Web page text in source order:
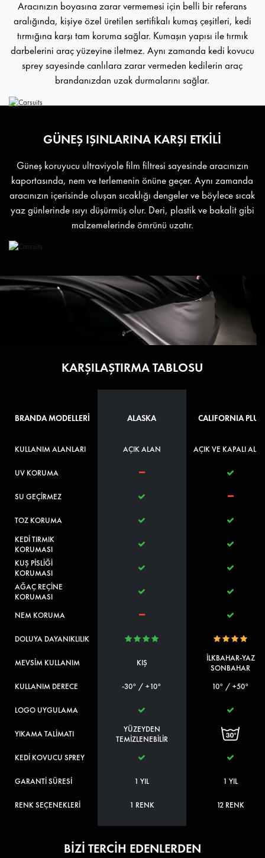
Aracınızın boyasına zarar vermemesi için belli bir referans
aralığında, kişiye özel üretilen sertifikalı kumaş çeşitleri, kedi
tırmığına karşı tam koruma sağlar. Kumaşın yapısı ile tırmık
darbelerini araç yüzeyine iletmez. Aynı zamanda kedi kovucu
sprey sayesinde canlılara zarar vermeden kedilerin araç
brandanızdan uzak durmalarını sağlar.
GÜNEŞ IŞINLARINA KARŞI ETKİLİ
Güneş koruyucu ultraviyole film filtresi sayesinde aracınızın
kaportasında, nem ve terlemenin önüne geçer. Aynı zamanda
aracınızın içerisinde oluşan sıcaklığı dengeler ve böylece sıcak
yaz günlerinde ısıyı düşürmüş olur. Deri, plastik ve bakalit gibi
malzemelerinde ömrünü uzatır.
KARŞILAŞTIRMA TABLOSU
BRANDA MODELLERİ
KULLANIM ALANLARI
UV KORUMA
SU GEÇİRMEZ
TOZ KORUMA
KEDİ TIRMIK
KORUMASI
KUŞ PİSLİĞİ
KORUMASI
AĞAÇ REÇİNE
KORUMASI
NEM KORUMA
DOLUYA DAYANIKLILIK
MEVSİM KULLANIM
KULLANIM DERECE
LOGO UYGULAMA
YIKAMA TALİMATI
KEDİ KOVUCU SPREY
GARANTİ SÜRESİ
RENK SEÇENEKLERİ
ALASKA
AÇIK ALAN
KIŞ
-30° / +10°
YÜZEYDEN
TEMİZLENEBİLİR
1 YIL
1 RENK
CALIFORNIA PLUS
AÇIK VE KAPALI
İLKBAHAR-YAZ
SONBAHAR
10° / +50°
1 YIL
12 RENK
BİZİ TERCİH EDENLERDEN